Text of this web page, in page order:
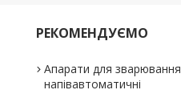
РЕКОМЕНДУЄМО
Апарати для зварювання
напівавтоматичні